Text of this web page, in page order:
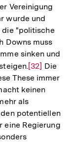
Vereinigung
wurde und
die "politische
Downs muss
sinken und
Zur
Auflösung
der
Fußnote
[32] Die
These immer
keinen
als
potentiellen
eine Regierung